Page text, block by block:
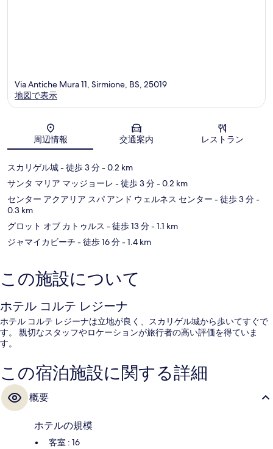
地図
Via Antiche Mura 11, Sirmione, BS, 25019
地図で表示
周辺情報 交通案内 レストラン
スカリゲル城- 徒歩 3 分- 0.2 km
サンタ マリア マッジョーレ - 徒歩 3 分- 0.2 km
センター アクアリア スパ アンド ウェルネス センター - 徒歩 3 分-
0.3 km
グロット オブ カトゥルス - 徒歩 13 分- 1.1 km
ジャマイカビーチ - 徒歩 16 分- 1.4 km
この施設について
ホテル コルテ レジーナ
ホテル コルテ レジーナは立地が良く、スカリゲル城から歩いてすぐで
す。 親切なスタッフやロケーションが旅行者の高い評価を得ていま
す。
この宿泊施設に関する詳細
概要
ホテルの規模
客室 : 16